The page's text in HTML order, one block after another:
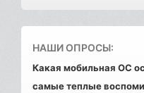
НАШИ ОПРОСЫ:
Какая мобильная ОС
самые теплые